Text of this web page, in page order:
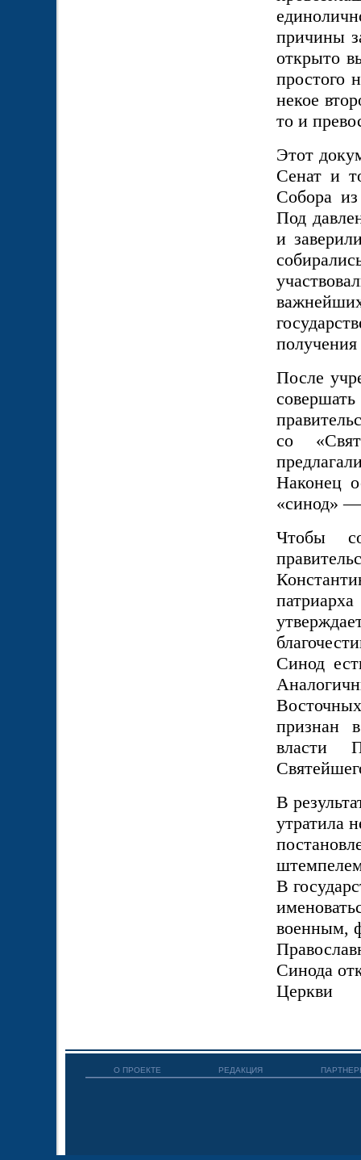
причины
открыто
простого
некое
то и
Этот
Сенат и
Собора
Под
и
получения
После
со
Наконец
«синод»
Чтобы
Синод
признан
власти
В
утратила
В
военным,
Синода
Церкви
О ПРОЕКТЕ РЕДАКЦИЯ